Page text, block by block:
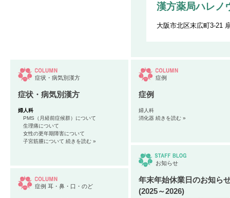
漢方薬局ハレノ
大阪市北区末広町3-21
症状・病気別漢方
症状・病気別漢方
婦人科
PMS（月経前症候群）について
生理痛について
女性の更年期障害について
子宮筋腫について 続きを読む »
症例
症例
婦人科
消化器 続きを読む »
お知らせ
年末年始休業日のお知ら
(2025～2026)
症例 耳・鼻・口・のど